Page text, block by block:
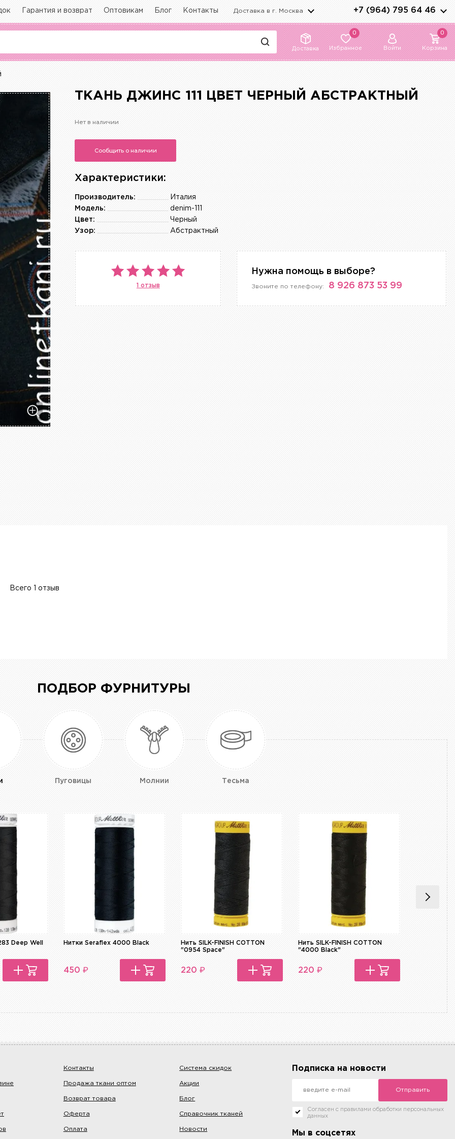
Гарантия и возврат Оптовикам Блог Контакты Доставка в г. Москва +7 (964) 795 64 46
Доставка
0
Избранное Войти
0
Корзина
ТКАНЬ ДЖИНС 111 ЦВЕТ ЧЕРНЫЙ АБСТРАКТНЫЙ
Нет в наличии
Сообщить о наличии
Характеристики:
Италия
Производитель:
denim-111
Модель:
Черный
Цвет:
Абстрактный
Узор:
1 отзыв
Нужна помощь в выборе?
Звоните по телефону: 8 926 873 53 99
Всего 1 отзыв
ПОДБОР ФУРНИТУРЫ
Пуговицы Молнии Тесьма
Deep Well Нитки Seraflex 4000 Black
450 ₽
Нить SILK-FINISH COTTON
"0954 Space"
220 ₽
Нить SILK-FINISH COTTON
"4000 Black"
220 ₽
Нить
STARK
Контакты
Продажа ткани оптом
Возврат товара
Оферта
Оплата
Система скидок
Акции
Блог
Справочник тканей
Новости
Подписка на новости
Отправить
Согласен с правилами обработки персональных
данных
Мы в соцсетях